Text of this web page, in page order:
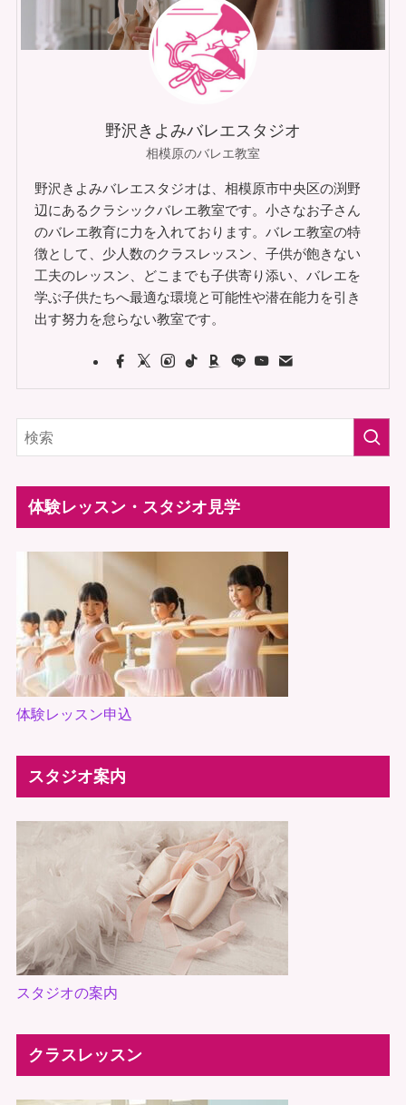
野沢きよみバレエスタジオ
相模原のバレエ教室
野沢きよみバレエスタジオは、相模原市中央区の渕野
辺にあるクラシックバレエ教室です。小さなお子さん
のバレエ教育に力を入れております。バレエ教室の特
徴として、少人数のクラスレッスン、子供が飽きない
工夫のレッスン、どこまでも子供寄り添い、バレエを
学ぶ子供たちへ最適な環境と可能性や潜在能力を引き
出す努力を怠らない教室です。
体験レッスン・スタジオ見学
体験レッスン申込
スタジオ案内
スタジオの案内
クラスレッスン